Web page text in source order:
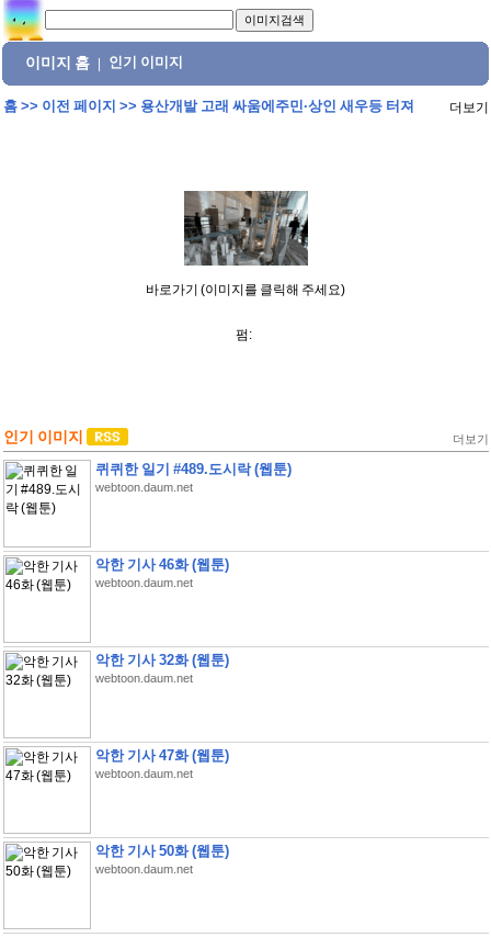
이미지 홈 인기 이미지
홈>> 이전 페이지 >> 용산개발 고래 싸움에주민·상인 새우등 터져 더보기
바로가기 (이미지를 클릭해 주세요)
펌:
인기 이미지 더보기
퀴퀴한 일기 #489.도시락 (웹툰)
webtoon.daum.net
악한 기사 46화 (웹툰)
webtoon.daum.net
악한 기사 32화 (웹툰)
webtoon.daum.net
악한 기사 47화 (웹툰)
webtoon.daum.net
악한 기사 50화 (웹툰)
webtoon.daum.net